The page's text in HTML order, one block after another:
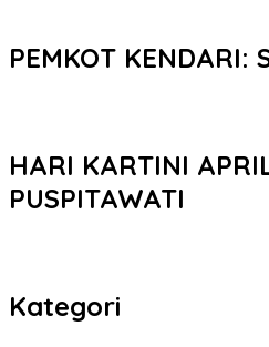
PEMKOT KENDARI:
HARI KARTINI
PUSPITAWATI
Kategori